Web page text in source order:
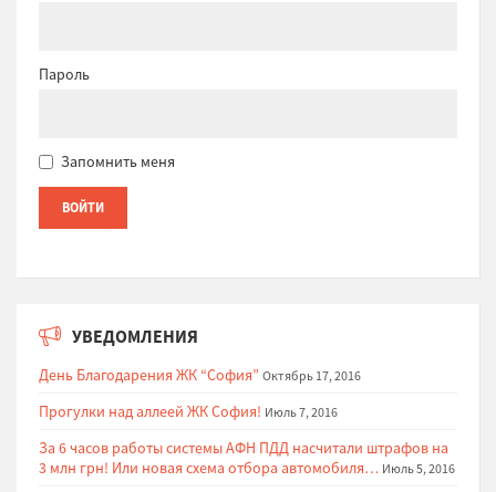
Пароль
Запомнить меня
УВЕДОМЛЕНИЯ
День Благодарения ЖК “София” Октябрь 17, 2016
Прогулки над аллеей ЖК София! Июль 7, 2016
За 6 часов работы системы АФН ПДД насчитали штрафов на
3 млн грн! Или новая схема отбора автомобиля… Июль 5, 2016